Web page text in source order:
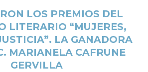
LOS PREMIOS DEL
LITERARIO “MUJERES,
LA GANADORA
MARIANELA CAFRUNE
GERVILLA